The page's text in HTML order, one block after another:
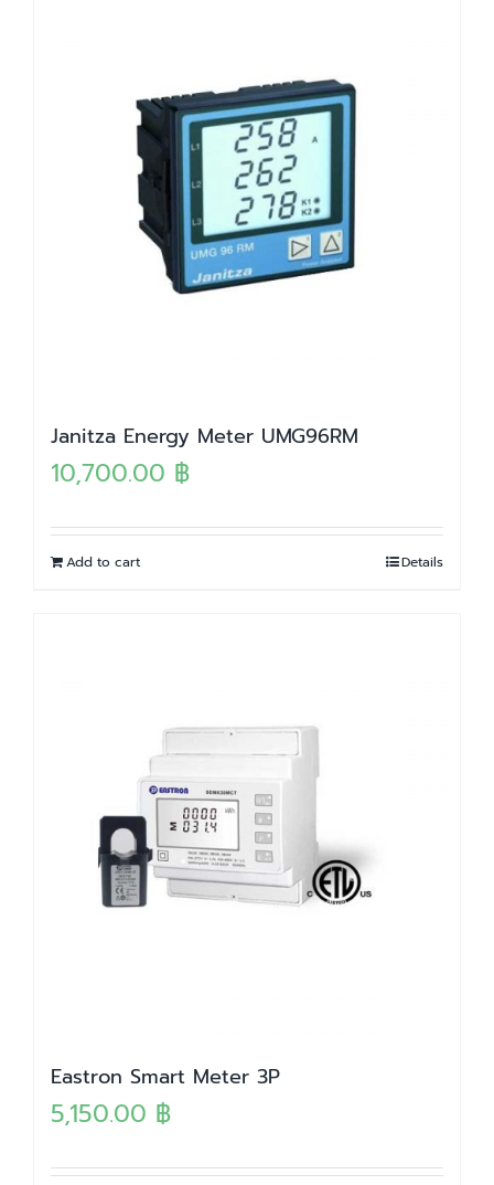
Janitza Energy Meter UMG96RM
10,700.00 ฿
Add to cart Details
Eastron Smart Meter 3P
5,150.00 ฿